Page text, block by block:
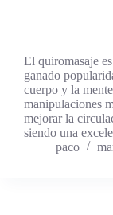
El quiromasaje
ganado
cuerpo y la
manipulaciones
mejorar la
siendo una
paco